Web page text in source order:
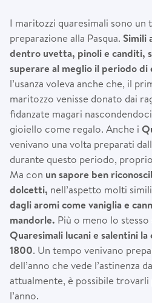
I maritozzi quaresimali sono
preparazione alla Pasqua. Simili
dentro uvetta, pinoli e canditi,
superare al meglio il periodo di
l’usanza voleva anche che, il
maritozzo venisse donato dai
fidanzate magari
gioiello come regalo. Anche i
venivano una volta preparati
durante questo periodo,
Ma con un sapore ben
dolcetti, nell’aspetto molti
dagli aromi come vaniglia e
mandorle. Più o meno lo
Quaresimali lucani e salentini
1800. Un tempo venivano
dell’anno che vede l’astinenza
attualmente, è possibile
l’anno.